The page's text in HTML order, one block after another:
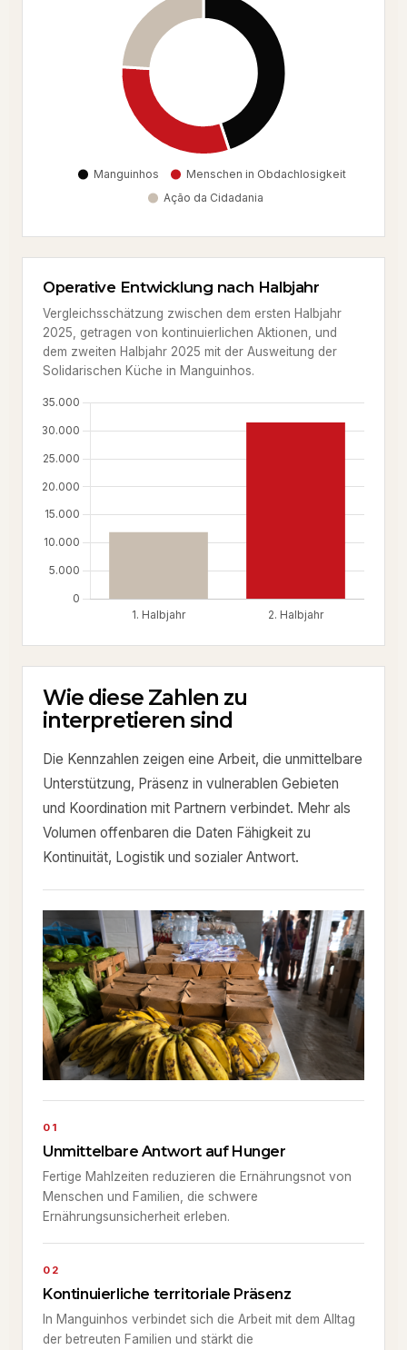
Operative Entwicklung nach Halbjahr
Vergleichsschätzung zwischen dem ersten Halbjahr
2025, getragen von kontinuierlichen Aktionen, und
dem zweiten Halbjahr 2025 mit der Ausweitung der
Solidarischen Küche in Manguinhos.
Wie diese Zahlen zu
interpretieren sind
Die Kennzahlen zeigen eine Arbeit, die unmittelbare
Unterstützung, Präsenz in vulnerablen Gebieten
und Koordination mit Partnern verbindet. Mehr als
Volumen offenbaren die Daten Fähigkeit zu
Kontinuität, Logistik und sozialer Antwort.
01
Unmittelbare Antwort auf Hunger
Fertige Mahlzeiten reduzieren die Ernährungsnot von
Menschen und Familien, die schwere
Ernährungsunsicherheit erleben.
02
Kontinuierliche territoriale Präsenz
In Manguinhos verbindet sich die Arbeit mit dem Alltag
der betreuten Familien und stärkt die